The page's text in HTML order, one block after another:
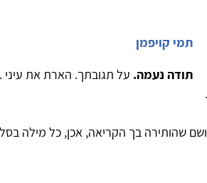
תמי קויפמן
תודה נעמה. על תגובתך. הארת את עיני
שהותירה בך הקריאה, אכן, כל מילה